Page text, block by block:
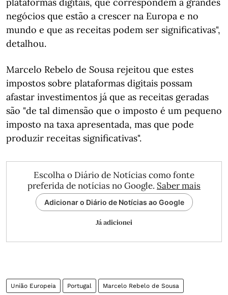
negócios que estão a crescer na Europa e no
mundo e que as receitas podem ser significativas",
detalhou.
Marcelo Rebelo de Sousa rejeitou que estes
impostos sobre plataformas digitais possam
afastar investimentos já que as receitas geradas
são "de tal dimensão que o imposto é um pequeno
imposto na taxa apresentada, mas que pode
produzir receitas significativas".
Escolha o Diário de Notícias como fonte
preferida de notícias no Google. Saber mais
Adicionar o Diário de Notícias ao Google
Já adicionei
União Europeia Portugal Marcelo Rebelo de Sousa